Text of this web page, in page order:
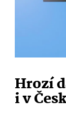
Hrozí
i v